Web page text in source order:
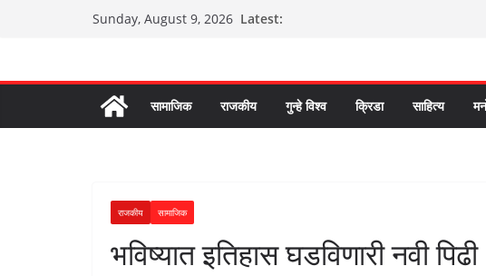
Sunday, August 9, 2026 Latest:
सामाजिक राजकीय गुन्हे विश्व क्रिडा साहित्य
राजकीय सामाजिक
भविष्यात इतिहास घडविणारी नवी